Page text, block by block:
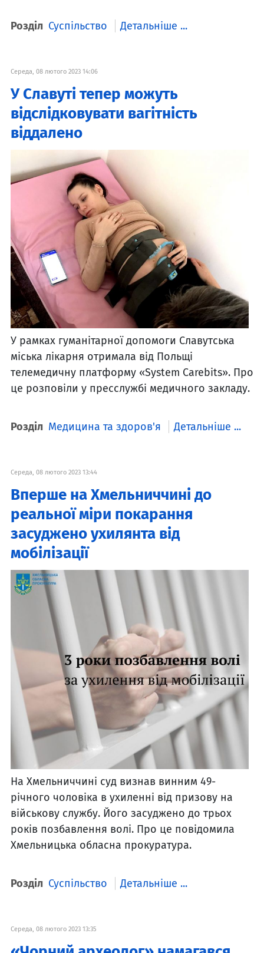
Розділ Суспільство Детальніше ...
Середа, 08 лютого 2023 14:06
У Славуті тепер можуть
відслідковувати вагітність
віддалено
У рамках гуманітарної допомоги Славутська
міська лікарня отримала від Польщі
телемедичну платформу «System Carebits». Про
це розповіли у пресслужбі медичного закладу.
Розділ Медицина та здоров'я Детальніше ...
Середа, 08 лютого 2023 13:44
Вперше на Хмельниччині до
реальної міри покарання
засуджено ухилянта від
мобілізації
На Хмельниччині суд визнав винним 49-
річного чоловіка в ухиленні від призову на
військову службу. Його засуджено до трьох
років позбавлення волі. Про це повідомила
Хмельницька обласна прокуратура.
Розділ Суспільство Детальніше ...
Середа, 08 лютого 2023 13:35